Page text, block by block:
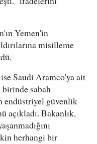
Yemen'in
misilleme
Saudi Aramco'ya ait
sabah
endüstriyel güvenlik
açıkladı. Bakanlık,
herhangi bir